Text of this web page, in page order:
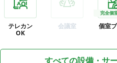
テレカン
OK
会議室 個室
完全個
すべての設備・サ